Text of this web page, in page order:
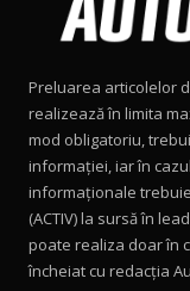
Preluarea articolelor
realizează în limita
mod obligatoriu,
informației, iar în
informaționale
(ACTIV) la sursă în
poate realiza doar în
încheiat cu redacţia